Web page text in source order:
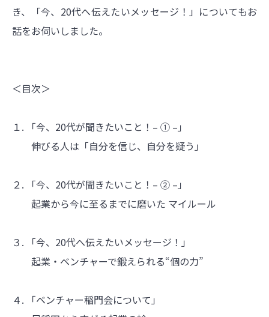
き、「今、20代へ伝えたいメッセージ！」についてもお
話をお伺いしました。
＜目次＞
１. 「今、20代が聞きたいこと！– ① –」
伸びる人は「自分を信じ、自分を疑う」
２. 「今、20代が聞きたいこと！– ② –」
起業から今に至るまでに磨いた マイルール
３. 「今、20代へ伝えたいメッセージ！」
起業・ベンチャーで鍛えられる“個の力”
４. 「ベンチャー稲門会について」